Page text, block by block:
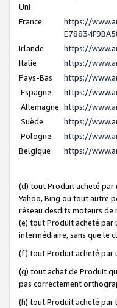
Uni
France
https://
Irlande
https://
Italie
https://
Pays-Bas
https://
Espagne
https://
Allemagne https://
Suède
https://
Pologne
https://
Belgique
https://
(d) tout Produit acheté par
Yahoo, Bing ou tout autre
réseau desdits moteurs de
(e) tout Produit acheté par
intermédiaire, sans que le
(f) tout Produit acheté par
(g) tout achat de Produit
pas correctement
(h) tout Produit acheté par